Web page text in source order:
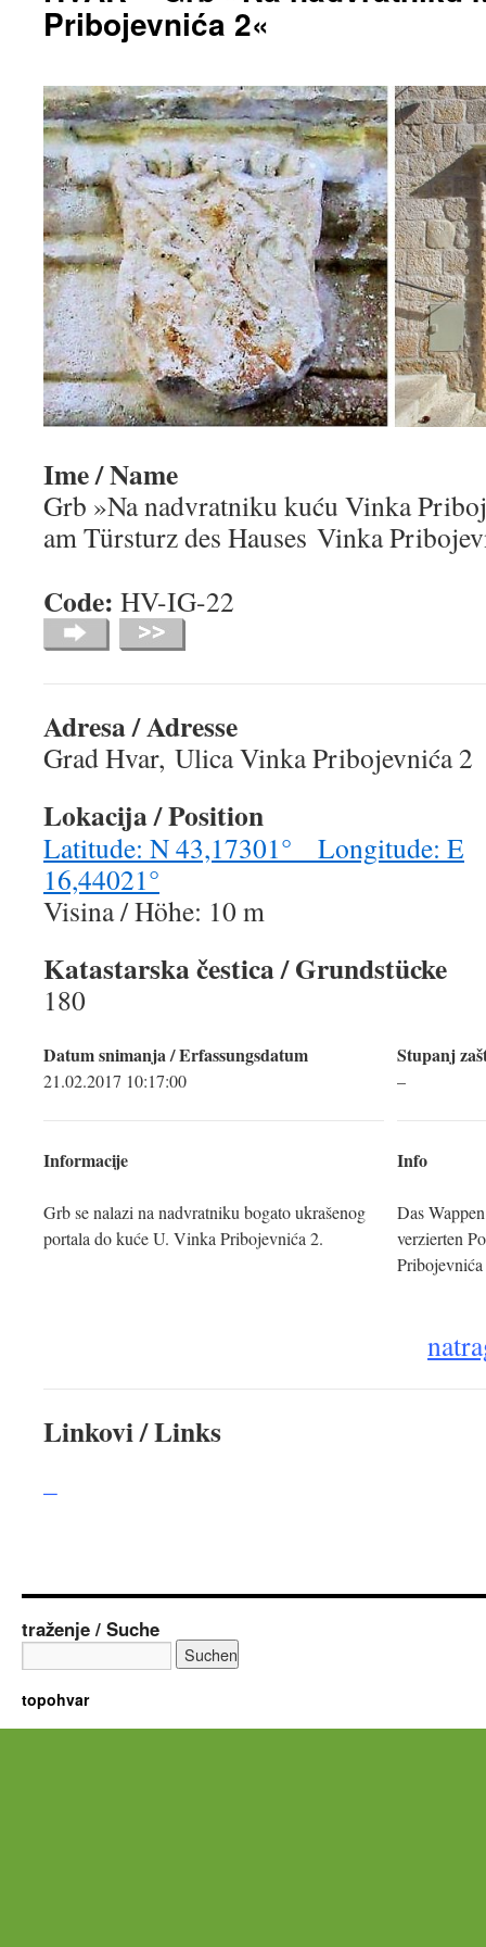
Pribojevnića 2«
Ime / Name
Grb »Na nadvratniku kuću Vinka
am Türsturz des Hauses Vinka
Code: HV-IG-
Adresa / Adresse
Grad Hvar, Ulica Vinka Pribojevnića 2
Lokacija/ Position
Latitude: N 43,17301° Longitude: E
16,44021°
Visina / Höhe: 10 m
Katastarskačestica/ Grundstücke
180
Datum snimanja / Erfassungsdatum
21.02.2017 10:17:00
Informacije
Grb se nalazi na nadvratniku bogato ukrašenog
portala do kuće U. Vinka Pribojevnića 2.
Stupanj
–
Info
Das
verzierten
Linkovi / Links
–
traženje / Suche
topohvar